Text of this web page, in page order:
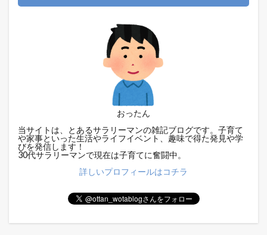
おったん
当サイトは、とあるサラリーマンの雑記ブログです。子育て
や家事といった生活やライフイベント、趣味で得た発見や学
びを発信します！
30代サラリーマンで現在は子育てに奮闘中。
詳しいプロフィールはコチラ